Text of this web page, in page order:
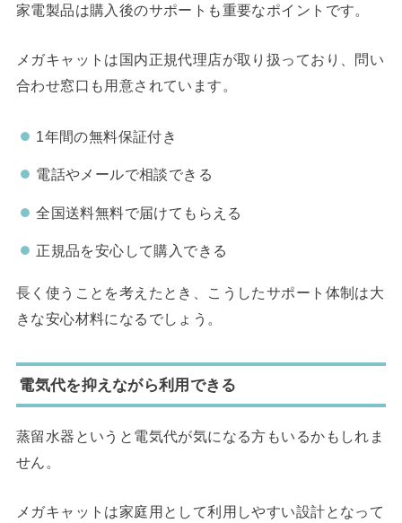
家電製品は購入後のサポートも重要なポイントです。
メガキャットは国内正規代理店が取り扱っており、問い
合わせ窓口も用意されています。
1年間の無料保証付き
電話やメールで相談できる
全国送料無料で届けてもらえる
正規品を安心して購入できる
長く使うことを考えたとき、こうしたサポート体制は大
きな安心材料になるでしょう。
電気代を抑えながら利用できる
蒸留水器というと電気代が気になる方もいるかもしれま
せん。
メガキャットは家庭用として利用しやすい設計となって